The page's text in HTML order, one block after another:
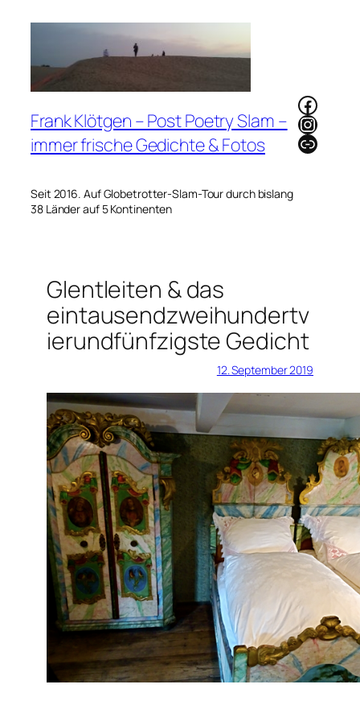
Frank Klötgen – Post Poetry Slam –
immer frische Gedichte & Fotos
Seit 2016. Auf Globetrotter-Slam-Tour durch bislang
38 Länder auf 5 Kontinenten
Link
Glentleiten & das
eintausendzweihundertv
ierundfünfzigste Gedicht
12. September 2019